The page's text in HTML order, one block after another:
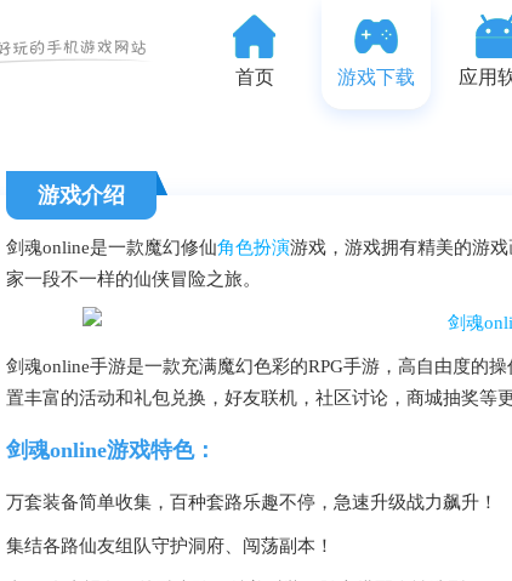
首页 游戏下载 应用
游戏介绍
剑魂online是一款魔幻修仙角色扮演游戏，游戏拥有精美的游
家一段不一样的仙侠冒险之旅。
剑魂online手游是一款充满魔幻色彩的RPG手游，高自由度的
置丰富的活动和礼包兑换，好友联机，社区讨论，商城抽奖等
剑魂online游戏特色：
万套装备简单收集，百种套路乐趣不停，急速升级战力飙升！
集结各路仙友组队守护洞府、闯荡副本！